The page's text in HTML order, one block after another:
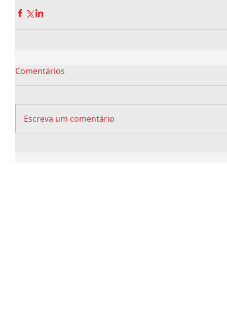
Comentários
Escreva um comentário